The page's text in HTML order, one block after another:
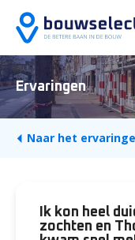
Ervaringen
Naar het
Ik kon heel
zochten en